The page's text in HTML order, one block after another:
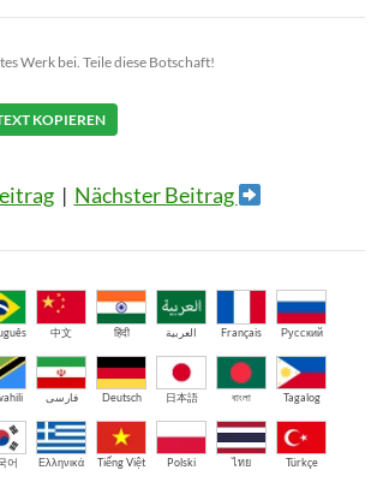
Werk bei. Teile diese Botschaft!
KOPIEREN
| Nächster Beitrag
中文 हिंदी العربية Français Русский
فارسی Deutsch 日本語 বাংলা Tagalog
어 Ελληνικά Tiếng Việt Polski ไทย Türkçe